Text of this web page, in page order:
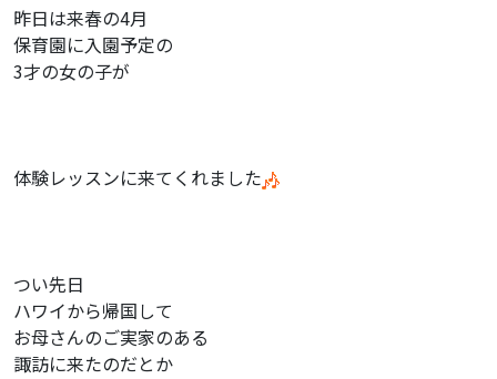
昨日は来春の4月
保育園に入園予定の
3才の女の子が
体験レッスンに来てくれました
つい先日
ハワイから帰国して
お母さんのご実家のある
諏訪に来たのだとか